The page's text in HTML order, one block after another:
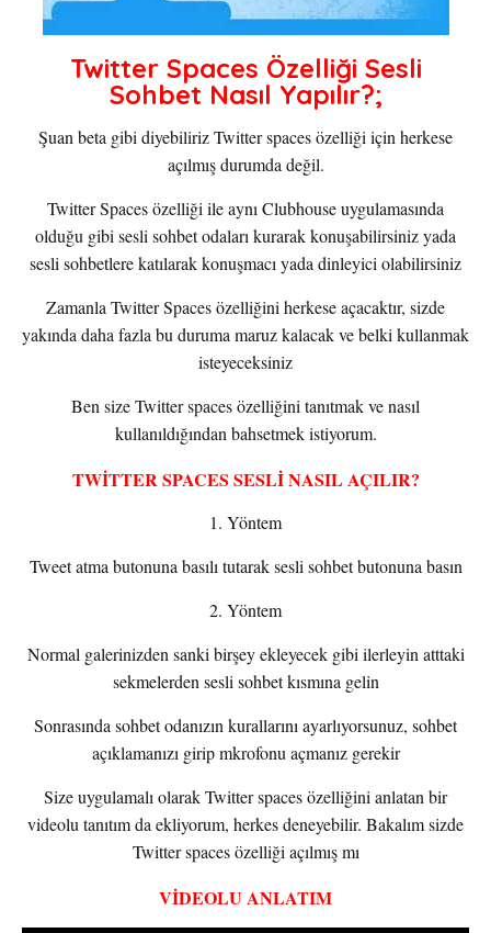
Twitter Spaces Özelliği Sesli
Sohbet Nasıl Yapılır?;
Şuan beta gibi diyebiliriz Twitter spaces özelliği için herkese
açılmış durumda değil.
Twitter Spaces özelliği ile aynı Clubhouse uygulamasında
olduğu gibi sesli sohbet odaları kurarak konuşabilirsiniz yada
sesli sohbetlere katılarak konuşmacı yada dinleyici olabilirsiniz
Zamanla Twitter Spaces özelliğini herkese açacaktır, sizde
yakında daha fazla bu duruma maruz kalacak ve belki kullanmak
isteyeceksiniz
Ben size Twitter spaces özelliğini tanıtmak ve nasıl
kullanıldığından bahsetmek istiyorum.
TWİTTER SPACES SESLİ NASIL AÇILIR?
1. Yöntem
Tweet atma butonuna basılı tutarak sesli sohbet butonuna basın
2. Yöntem
Normal galerinizden sanki birşey ekleyecek gibi ilerleyin atttaki
sekmelerden sesli sohbet kısmına gelin
Sonrasında sohbet odanızın kurallarını ayarlıyorsunuz, sohbet
açıklamanızı girip mkrofonu açmanız gerekir
Size uygulamalı olarak Twitter spaces özelliğini anlatan bir
videolu tanıtım da ekliyorum, herkes deneyebilir. Bakalım sizde
Twitter spaces özelliği açılmış mı
VİDEOLU ANLATIM